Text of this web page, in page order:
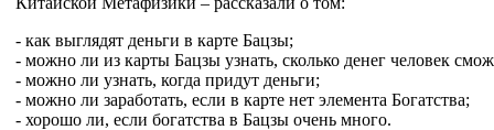
- как выглядят деньги в карте Бацзы;
- можно ли из карты Бацзы узнать, сколько денег человек
- можно ли узнать, когда придут деньги;
- можно ли заработать, если в карте нет элемента Богатства;
- хорошо ли, если богатства в Бацзы очень много.